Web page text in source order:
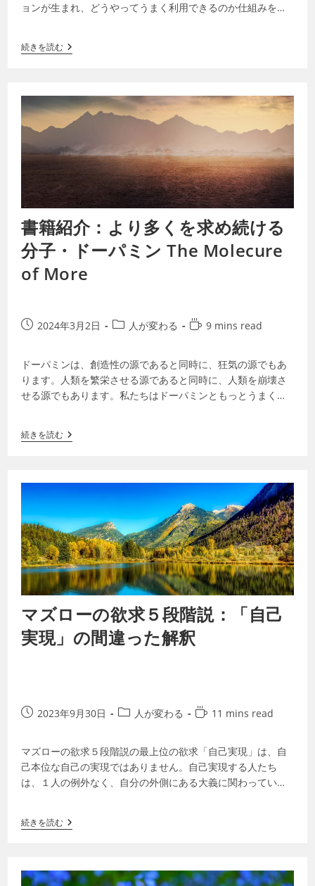
ョンが生まれ、どうやってうまく利用できるのか仕組みをよ
続きを読む
書籍紹介：より多くを求め続ける
分子・ドーパミン The Molecure
of More
2024年3月2日 人が変わる 9 mins read
ドーパミンは、創造性の源であると同時に、狂気の源でもあ
ります。人類を繁栄させる源であると同時に、人類を崩壊さ
せる源でもあります。私たちはドーパミンともっとうまく付
続きを読む
マズローの欲求５段階説：「自己
実現」の間違った解釈
2023年9月30日 人が変わる 11 mins read
マズローの欲求５段階説の最上位の欲求「自己実現」は、自
己本位な自己の実現ではありません。自己実現する人たち
は、１人の例外なく、自分の外側にある大義に関わっていま
続きを読む